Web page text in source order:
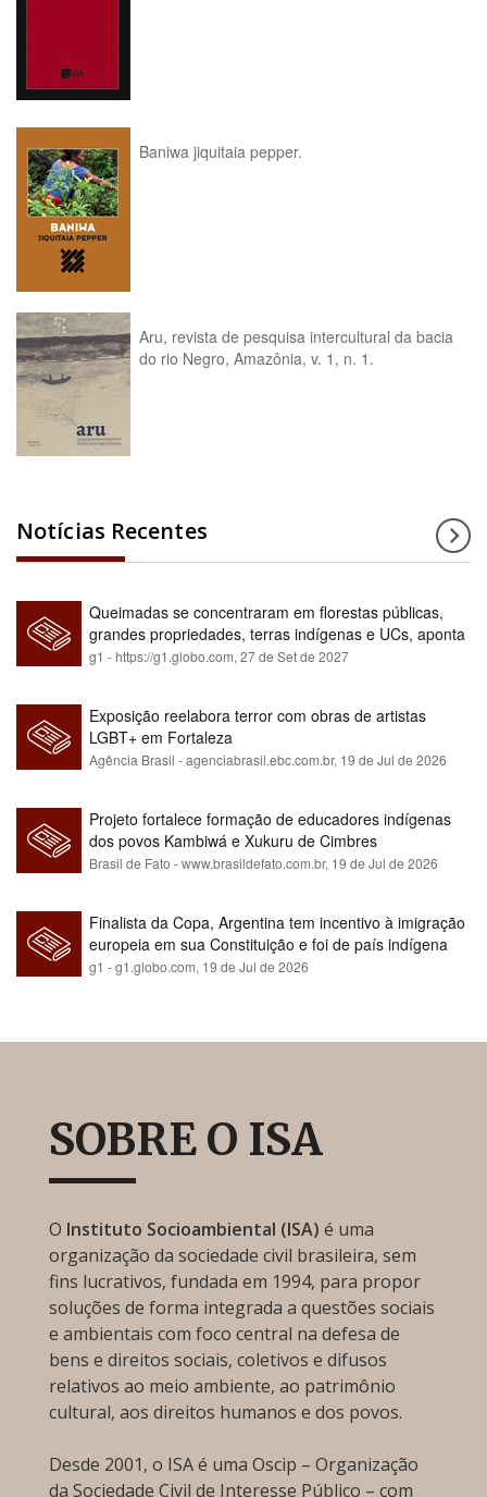
Baniwa jiquitaia pepper.
Aru, revista de pesquisa intercultural da bacia
do rio Negro, Amazônia, v. 1, n. 1.
Notícias Recentes
Queimadas se concentraram em florestas públicas,
grandes propriedades, terras indígenas e UCs, aponta
relatório
g1 - https://g1.globo.com, 27 de Set de 2027
Exposição reelabora terror com obras de artistas
LGBT+ em Fortaleza
Agência Brasil - agenciabrasil.ebc.com.br, 19 de Jul de 2026
Projeto fortalece formação de educadores indígenas
dos povos Kambiwá e Xukuru de Cimbres
Brasil de Fato - www.brasildefato.com.br, 19 de Jul de 2026
Finalista da Copa, Argentina tem incentivo à imigração
europeia em sua Constituição e foi de país indígena
para maioria branca
g1 - g1.globo.com, 19 de Jul de 2026
SOBRE O ISA
O Instituto Socioambiental (ISA) é uma
organização da sociedade civil brasileira, sem
fins lucrativos, fundada em 1994, para propor
soluções de forma integrada a questões sociais
e ambientais com foco central na defesa de
bens e direitos sociais, coletivos e difusos
relativos ao meio ambiente, ao patrimônio
cultural, aos direitos humanos e dos povos.
Desde 2001, o ISA é uma Oscip – Organização
da Sociedade Civil de Interesse Público – com